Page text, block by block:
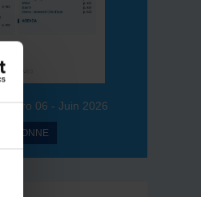
06 - Juin 2026